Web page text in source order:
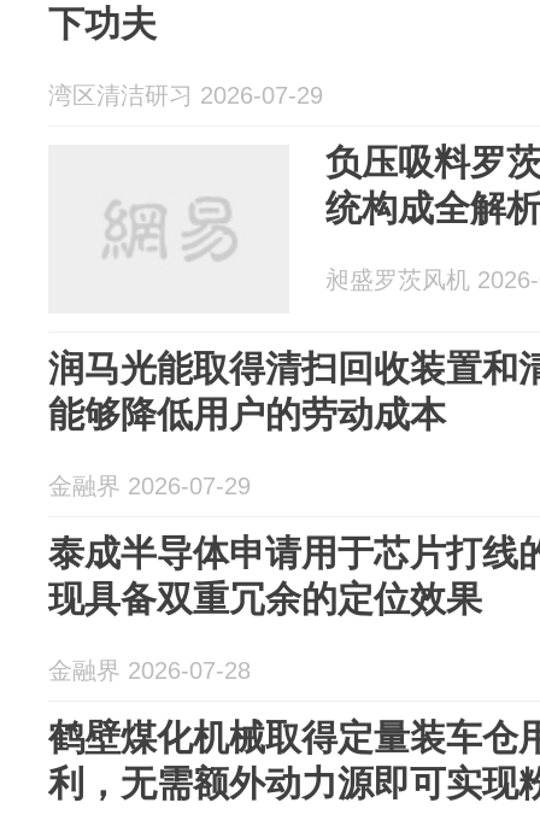
下功夫
湾区清洁研习 2026-07-29
负压吸料罗
统构成全解
昶盛罗茨风机
润马光能取得清扫回收装置和
能够降低用户的劳动成本
金融界 2026-07-29
泰成半导体申请用于芯片打线
现具备双重冗余的定位效果
金融界 2026-07-28
鹤壁煤化机械取得定量装车仓
利，无需额外动力源即可实现